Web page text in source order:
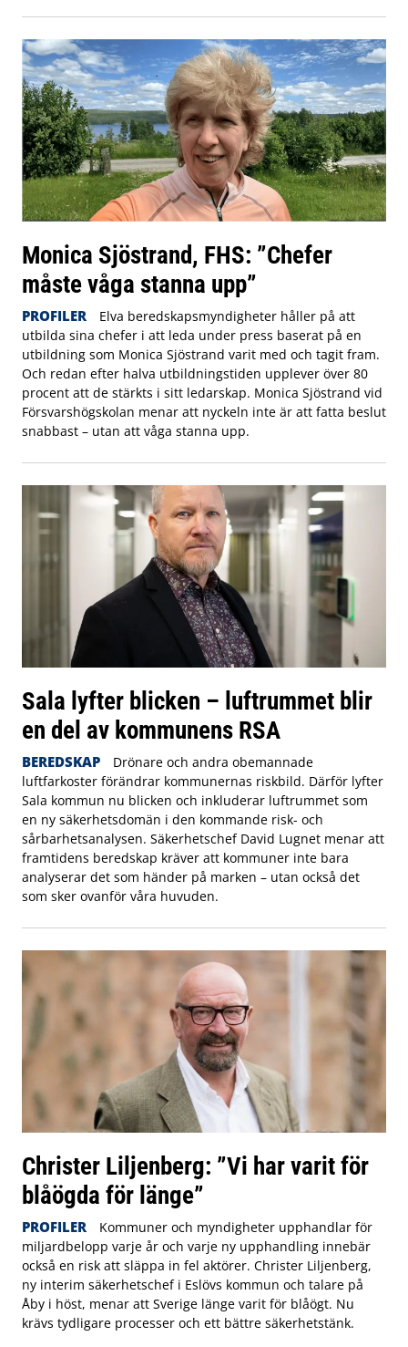
Monica Sjöstrand, FHS: ”Chefer
måste våga stanna upp”
PROFILER
Elva beredskapsmyndigheter håller på att
utbilda sina chefer i att leda under press baserat på en
utbildning som Monica Sjöstrand varit med och tagit fram.
Och redan efter halva utbildningstiden upplever över 80
procent att de stärkts i sitt ledarskap. Monica Sjöstrand vid
Försvarshögskolan menar att nyckeln inte är att fatta beslut
snabbast – utan att våga stanna upp.
Sala lyfter blicken – luftrummet blir
en del av kommunens RSA
BEREDSKAP
Drönare och andra obemannade
luftfarkoster förändrar kommunernas riskbild. Därför lyfter
Sala kommun nu blicken och inkluderar luftrummet som
en ny säkerhetsdomän i den kommande risk- och
sårbarhetsanalysen. Säkerhetschef David Lugnet menar att
framtidens beredskap kräver att kommuner inte bara
analyserar det som händer på marken – utan också det
som sker ovanför våra huvuden.
Christer Liljenberg: ”Vi har varit för
blåögda för länge”
PROFILER
Kommuner och myndigheter upphandlar för
miljardbelopp varje år och varje ny upphandling innebär
också en risk att släppa in fel aktörer. Christer Liljenberg,
ny interim säkerhetschef i Eslövs kommun och talare på
Åby i höst, menar att Sverige länge varit för blåögt. Nu
krävs tydligare processer och ett bättre säkerhetstänk.